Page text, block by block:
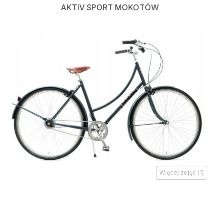
AKTIV SPORT MOKOTÓW
Więcej zdjęć (1)